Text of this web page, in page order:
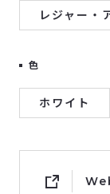
レジャー・
色
ホワイト